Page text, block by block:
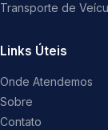
Transporte de
Links Úteis
Onde Atendemos
Sobre
Contato